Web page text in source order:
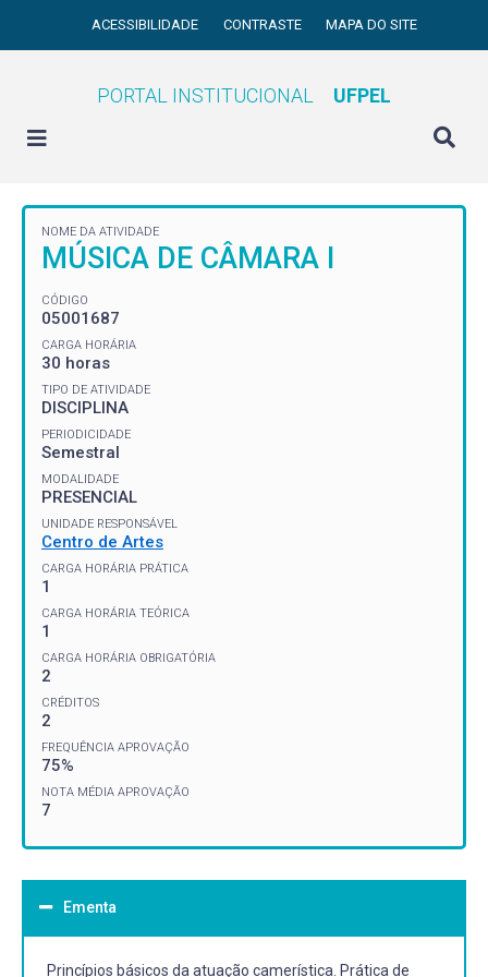
ACESSIBILIDADE CONTRASTE MAPA DO SITE
PORTAL INSTITUCIONAL UFPEL
NOME DA ATIVIDADE
MÚSICA DE CÂMARA I
CÓDIGO
05001687
CARGA HORÁRIA
30 horas
TIPO DE ATIVIDADE
DISCIPLINA
PERIODICIDADE
Semestral
MODALIDADE
PRESENCIAL
UNIDADE RESPONSÁVEL
Centro de Artes
CARGA HORÁRIA PRÁTICA
1
CARGA HORÁRIA TEÓRICA
1
CARGA HORÁRIA OBRIGATÓRIA
2
CRÉDITOS
2
FREQUÊNCIA APROVAÇÃO
75%
NOTA MÉDIA APROVAÇÃO
7
Ementa
Princípios básicos da atuação camerística. Prática de